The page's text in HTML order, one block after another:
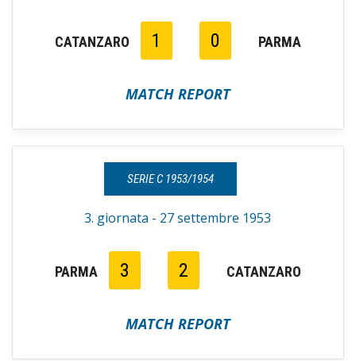
CATANZARO 1 0 PARMA
MATCH REPORT
SERIE C 1953/1954
3. giornata - 27 settembre 1953
PARMA 3 2 CATANZARO
MATCH REPORT